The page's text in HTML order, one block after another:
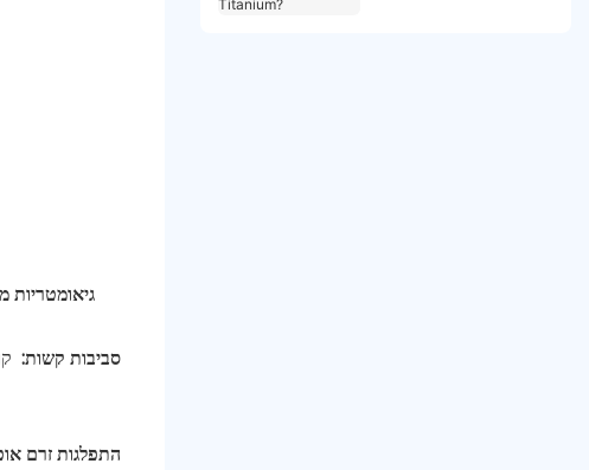
גיאומטריות
סביבות קשות:
התפלגות זרם